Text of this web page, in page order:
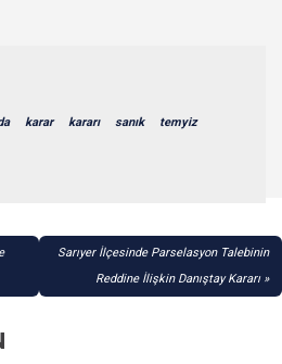
karar kararı sanık temyiz
Sarıyer İlçesinde Parselasyon Talebinin
Reddine İlişkin Danıştay Kararı